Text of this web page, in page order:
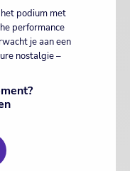
podium met
performance
je aan een
nostalgie –